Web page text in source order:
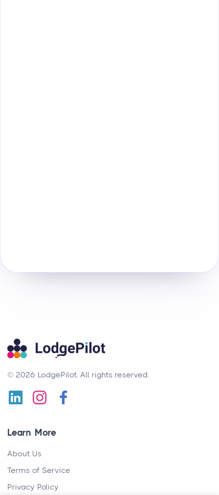
© 2026 LodgePilot. All rights reserved.
Learn More
About Us
Terms of Service
Privacy Policy